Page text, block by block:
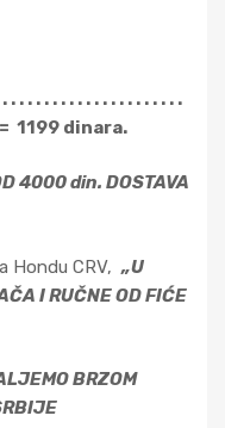
. . . . . . . . . . . . . . . . . . .
. = 1199 dinara.
4000 din. DOSTAVA
Hondu CRV, „U
I RUČNE OD FIĆE
BRZOM